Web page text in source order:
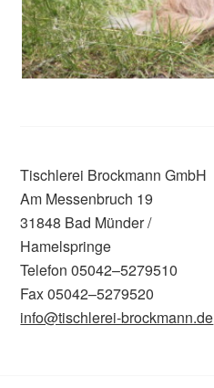
Tischlerei Brockmann GmbH
Am Messenbruch 19
31848 Bad Münder /
Hamelspringe
Telefon 05042–5279510
Fax 05042–5279520
info@tischlerei-brockmann.de